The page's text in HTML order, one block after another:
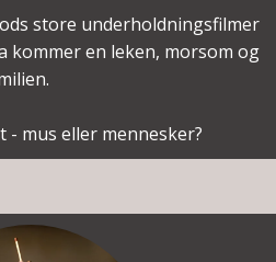
store underholdningsfilmer
kommer en leken, morsom og
mus eller mennesker?